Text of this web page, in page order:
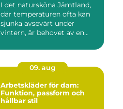
I det natursköna Jämtland,
där temperaturen ofta kan
sjunka avsevärt under
vintern, är behovet av en...
09. aug
Arbetskläder för dam:
Funktion, passform och
hållbar stil